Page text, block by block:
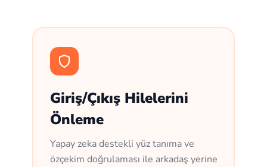
Giriş/Çıkış Hilelerini
Önleme
Yapay zeka destekli yüz tanıma ve
özçekim doğrulaması ile arkadaş yerine